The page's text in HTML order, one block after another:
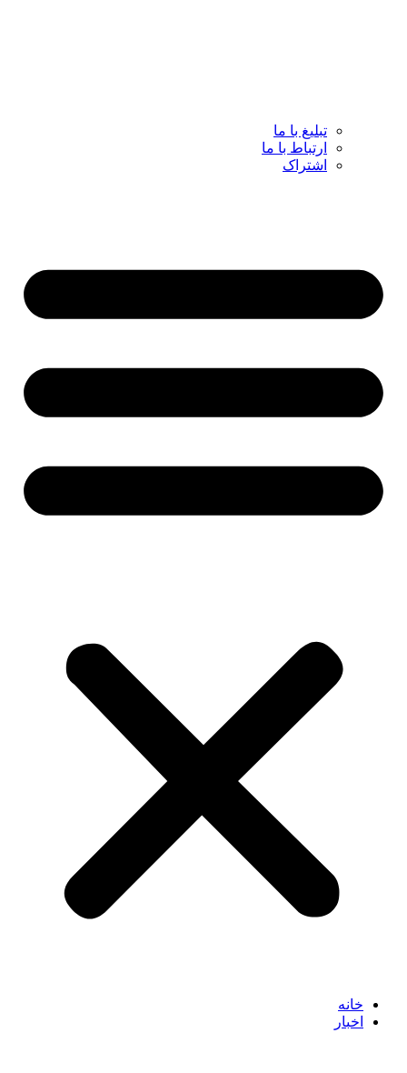
تبلیغ با ما
ارتباط با ما
اشتراک
خانه
اخبار